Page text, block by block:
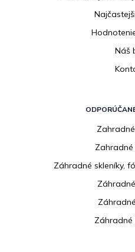
Náš
Zahradné
Záhradné skleníky,